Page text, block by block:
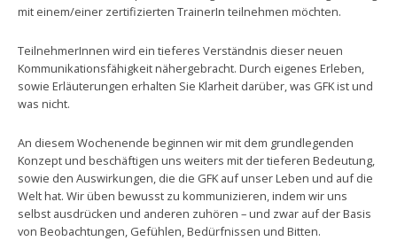
mit einem/einer zertifizierten TrainerIn teilnehmen möchten.
TeilnehmerInnen wird ein tieferes Verständnis dieser neuen
Kommunikationsfähigkeit nähergebracht. Durch eigenes Erleben,
sowie Erläuterungen erhalten Sie Klarheit darüber, was GFK ist und
was nicht.
An diesem Wochenende beginnen wir mit dem grundlegenden
Konzept und beschäftigen uns weiters mit der tieferen Bedeutung,
sowie den Auswirkungen, die die GFK auf unser Leben und auf die
Welt hat. Wir üben bewusst zu kommunizieren, indem wir uns
selbst ausdrücken und anderen zuhören – und zwar auf der Basis
von Beobachtungen, Gefühlen, Bedürfnissen und Bitten.